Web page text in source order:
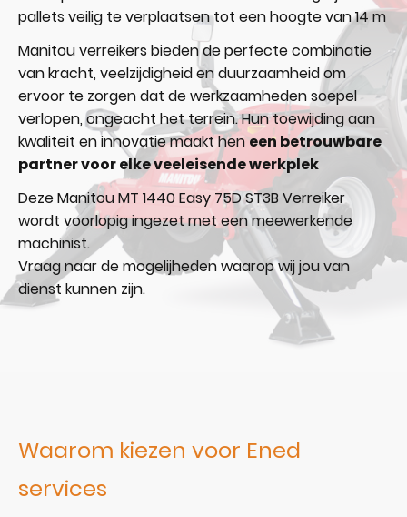
pallets veilig te verplaatsen tot een hoogte van 14 m
Manitou verreikers bieden de perfecte combinatie
van kracht, veelzijdigheid en duurzaamheid om
ervoor te zorgen dat de werkzaamheden soepel
verlopen, ongeacht het terrein. Hun toewijding aan
kwaliteit en innovatie maakt hen een betrouwbare
partner voor elke veeleisende werkplek
Deze Manitou MT 1440 Easy 75D ST3B Verreiker
wordt voorlopig ingezet met een meewerkende
machinist.
Vraag naar de mogelijheden waarop wij jou van
dienst kunnen zijn.
Waarom kiezen voor Ened
services